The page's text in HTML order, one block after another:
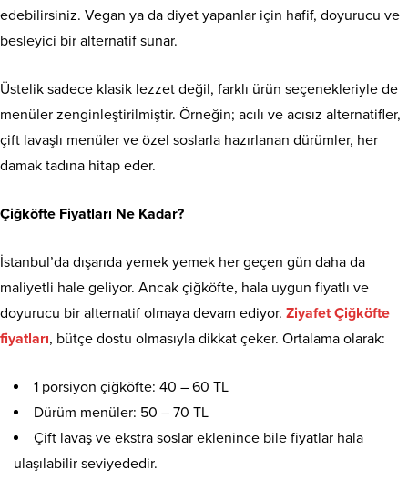
edebilirsiniz. Vegan ya da diyet yapanlar için hafif, doyurucu ve
besleyici bir alternatif sunar.
Üstelik sadece klasik lezzet değil, farklı ürün seçenekleriyle de
menüler zenginleştirilmiştir. Örneğin; acılı ve acısız alternatifler,
çift lavaşlı menüler ve özel soslarla hazırlanan dürümler, her
damak tadına hitap eder.
Çiğköfte Fiyatları Ne Kadar?
İstanbul’da dışarıda yemek yemek her geçen gün daha da
maliyetli hale geliyor. Ancak çiğköfte, hala uygun fiyatlı ve
doyurucu bir alternatif olmaya devam ediyor. Ziyafet Çiğköfte
fiyatları, bütçe dostu olmasıyla dikkat çeker. Ortalama olarak:
1 porsiyon çiğköfte: 40 – 60 TL
Dürüm menüler: 50 – 70 TL
Çift lavaş ve ekstra soslar eklenince bile fiyatlar hala
ulaşılabilir seviyededir.